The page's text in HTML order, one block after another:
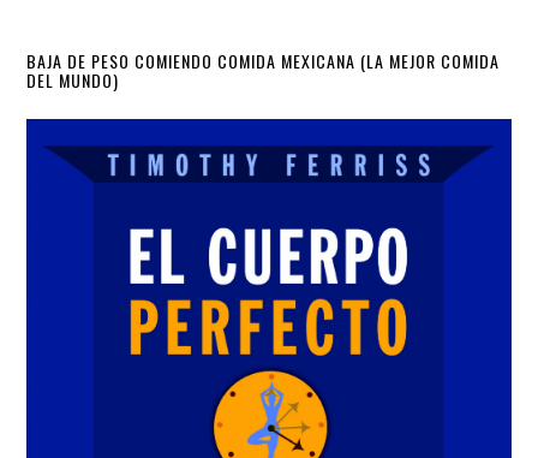
Primary
Sidebar
BAJA DE PESO COMIENDO COMIDA MEXICANA (LA MEJOR COMIDA
DEL MUNDO)